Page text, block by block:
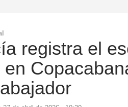
registra el
en